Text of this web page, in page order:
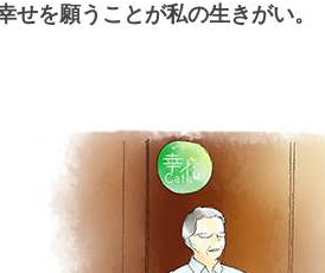
せを願うことが私の生きがい。